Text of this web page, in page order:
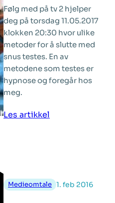
Følg med på tv 2 hjelper
deg på torsdag 11.05.2017
klokken 20:30 hvor ulike
metoder for å slutte med
snus testes. En av
metodene som testes er
hypnose og foregår hos
meg.
Les artikkel
2
hjelper
Medieomtale 1. feb 2016